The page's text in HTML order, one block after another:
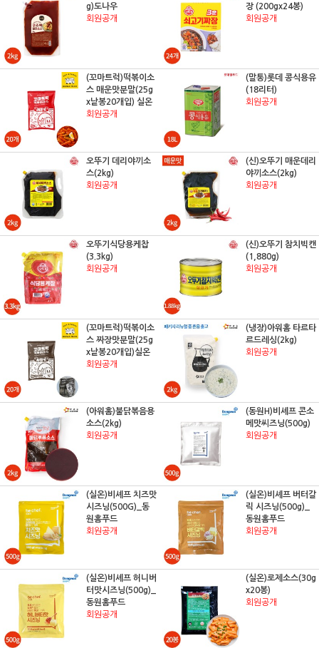
g)도나우
회원공개
장 (200gx24봉)
회원공개
(꼬마트럭)떡볶이소
스 매운맛분말(25g
x낱봉20개입) 실온
회원공개
(말통)롯데 콩식용유
(18리터)
회원공개
오뚜기 데리야끼소
스(2kg)
회원공개
(신)오뚜기 매운데리
야끼소스(2kg)
회원공개
오뚜기식당용케찹
(3.3kg)
회원공개
(신)오뚜기 참치빅캔
(1,880g)
회원공개
(꼬마트럭)떡볶이소
스 짜장맛분말(25g
x낱봉20개입)실온
회원공개
(냉장)아워홈 타르타
르드레싱(2kg)
회원공개
(아워홈)불닭볶음용
소스(2kg)
회원공개
(동원H)비셰프 콘소
메맛씨즈닝(500g)
회원공개
(실온)비셰프 치즈맛
시즈닝(500G)_동
원홈푸드
회원공개
(실온)비셰프 버터갈
릭 시즈닝(500g)_
동원홈푸드
회원공개
(실온)비셰프 허니버
터맛시즈닝(500g)_
동원홈푸드
회원공개
(실온)로제소스(30g
x20봉)
회원공개